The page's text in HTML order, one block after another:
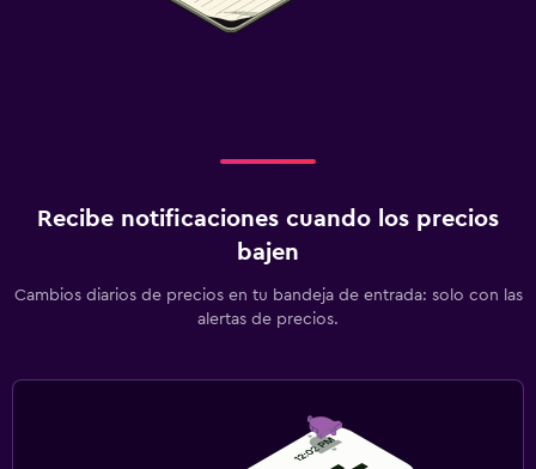
Recibe notificaciones cuando los precios
bajen
Cambios diarios de precios en tu bandeja de entrada: solo con las
alertas de precios.